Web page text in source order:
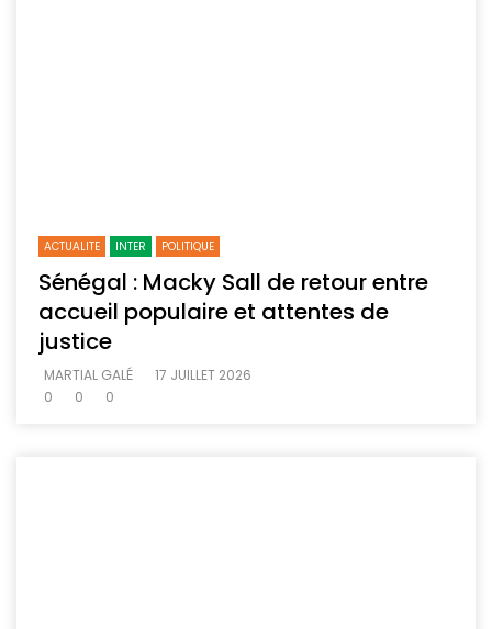
ACTUALITE INTER POLITIQUE
Sénégal : Macky Sall de retour entre
accueil populaire et attentes de
justice
MARTIAL GALÉ
17 JUILLET 2026
0
0 0